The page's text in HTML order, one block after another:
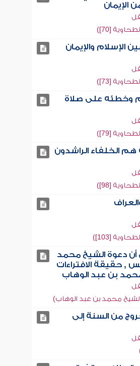
الإيمان
[70])
الإسلام والإيمان
[73])
وخطئه على صلاة
[79])
هم الخلفاء الراشدون
[98])
[103])
أن دعوة الشيخ محمد
حقيقة الافتراءات
بن عبد الوهاب
محمد بن عبد الوهاب)
من السنة إلى